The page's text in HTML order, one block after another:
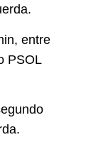
entre
PSOL